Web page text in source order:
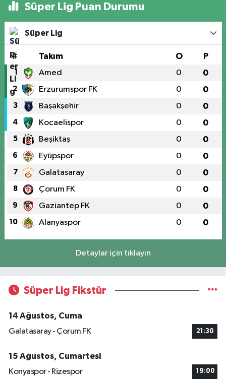
Süper Lig Puan Durumu
Süper Lig
# Takım O P
1 Amed 0 0
2 Erzurumspor FK 0 0
3 Başakşehir 0 0
4 Kocaelispor 0 0
5 Beşiktaş 0 0
6 Eyüpspor 0 0
7 Galatasaray 0 0
8 Çorum FK 0 0
9 Gaziantep FK 0 0
10 Alanyaspor 0 0
Detaylar için tıklayın
Süper Lig Fikstür
14 Ağustos, Cuma
Galatasaray - Çorum FK
21:30
15 Ağustos, Cumartesi
Konyaspor - Rizespor
19:00